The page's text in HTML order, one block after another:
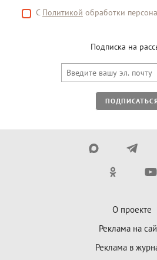
С Политикой обработки
Подписка на
О проекте
Реклама на
Реклама в